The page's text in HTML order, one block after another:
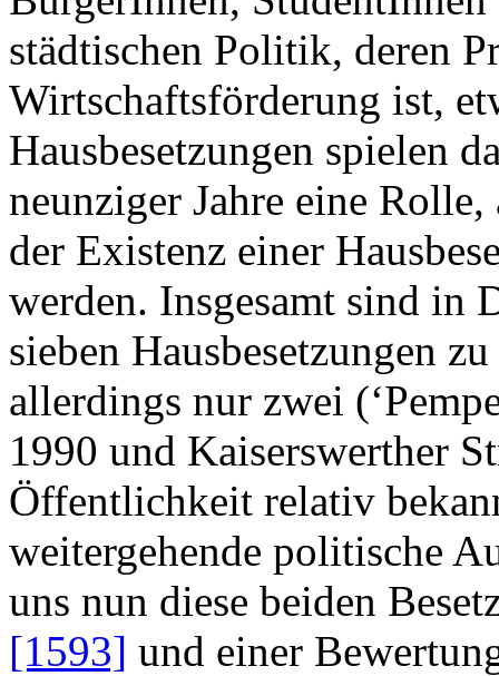
städtischen Politik, deren
Wirtschaftsförderung ist,
Hausbesetzungen spielen
neunziger Jahre eine
der Existenz einer
werden. Insgesamt sind in
sieben Hausbesetzungen
allerdings nur zwei
1990 und Kaiserswerther
Öffentlichkeit relativ
weitergehende politische
uns nun diese beiden
[1593] und einer